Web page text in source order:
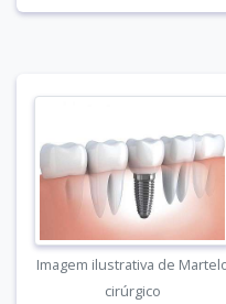
Imagem ilustrativa de
cirúrgico